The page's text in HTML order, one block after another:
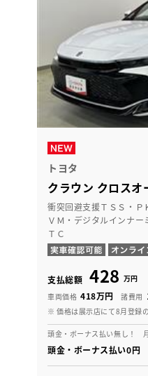
トヨタ
クラウン クロスオ
衝突回避支援ＴＳＳ・Ｐ
ＶＭ・デジタルインナー
ＴＣ
支払総額 428 万円
車両価格 418万円 諸費用
※ 価格は展示店にて8月登録
頭金・ボーナス払い無し！
頭金・ボーナス払い0